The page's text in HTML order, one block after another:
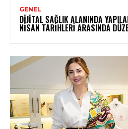
GENEL
DIJITAL SAĞLIK ALANINDA
NISAN TARIHLERI ARASINDA